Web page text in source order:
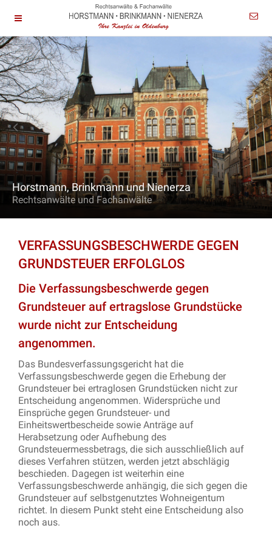
Horstmann, Brinkmann und Nienerza
Rechtsanwälte und Fachanwälte
VERFASSUNGSBESCHWERDE GEGEN
GRUNDSTEUER ERFOLGLOS
Die Verfassungsbeschwerde gegen
Grundsteuer auf ertragslose Grundstücke
wurde nicht zur Entscheidung
angenommen.
Das Bundesverfassungsgericht hat die
Verfassungsbeschwerde gegen die Erhebung der
Grundsteuer bei ertraglosen Grundstücken nicht zur
Entscheidung angenommen. Widersprüche und
Einsprüche gegen Grundsteuer- und
Einheitswertbescheide sowie Anträge auf
Herabsetzung oder Aufhebung des
Grundsteuermessbetrags, die sich ausschließlich auf
dieses Verfahren stützen, werden jetzt abschlägig
beschieden. Dagegen ist weiterhin eine
Verfassungsbeschwerde anhängig, die sich gegen die
Grundsteuer auf selbstgenutztes Wohneigentum
richtet. In diesem Punkt steht eine Entscheidung also
noch aus.